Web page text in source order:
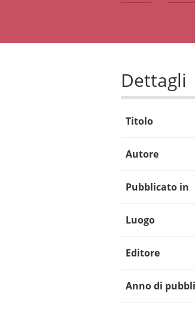
Dettagli
Titolo
Autore
Pubblicato in
Luogo
Editore
Anno di